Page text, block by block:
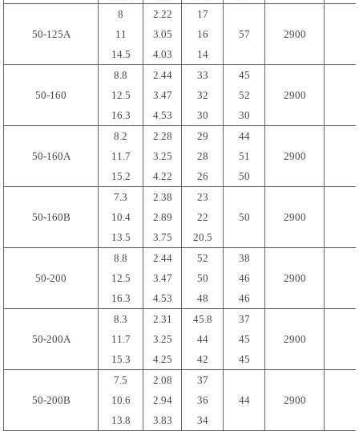
50-125A
8
11
14.5
2.22
3.05
4.03
17
16
14
57 2900
50-160
8.8
12.5
16.3
2.44
3.47
4.53
33
32
30
45
52
30
2900
50-160A
8.2
11.7
15.2
2.28
3.25
4.22
29
28
26
44
51
50
2900
50-160B
7.3
10.4
13.5
2.38
2.89
3.75
23
22
20.5
50 2900
50-200
8.8
12.5
16.3
2.44
3.47
4.53
52
50
48
38
46
46
2900
50-200A
8.3
11.7
15.3
2.31
3.25
4.25
45.8
44
42
37
45
45
2900
50-200B
7.5
10.6
13.8
2.08
2.94
3.83
37
36
34
44 2900